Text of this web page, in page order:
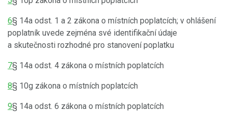
6§ 14a odst. 1 a 2 zákona o místních poplatcích; v ohlášení
poplatník uvede zejména své identifikační údaje
a skutečnosti rozhodné pro stanovení poplatku
7§ 14a odst. 4 zákona o místních poplatcích
8§ 10g zákona o místních poplatcích
9§ 14a odst. 6 zákona o místních poplatcích